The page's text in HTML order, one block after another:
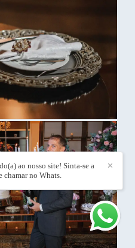
✕
ao nosso site! Sinta-se a
chamar no Whats.